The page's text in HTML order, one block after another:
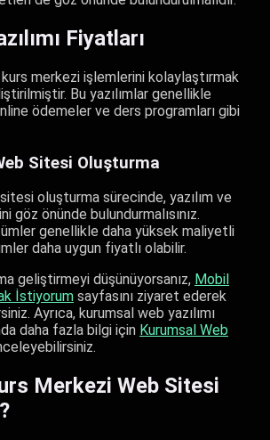
Fiyatları
kurs merkezi işlemlerini kolaylaştırmak
Bu yazılımlar genellikle
ödemeler ve ders programları gibi
Sitesi Oluşturma
oluşturma sürecinde, yazılım ve
göz önünde bulundurmalısınız.
genellikle daha yüksek maliyetli
daha uygun fiyatlı olabilir.
geliştirmeyi düşünüyorsanız, Mobil
İstiyorum sayfasını ziyaret ederek
Ayrıca, kurumsal web yazılımı
daha fazla bilgi için Kurumsal Web
Merkezi Web Sitesi